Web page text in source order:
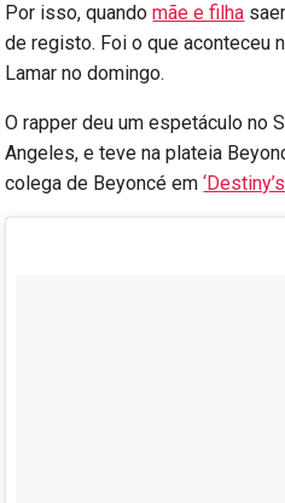
Por isso, quandomãe e filha
de registo. Foi o que aconteceu
Lamar no domingo.
O rapper deu um espetáculo no
Angeles, e teve na plateia
colega de Beyoncé em